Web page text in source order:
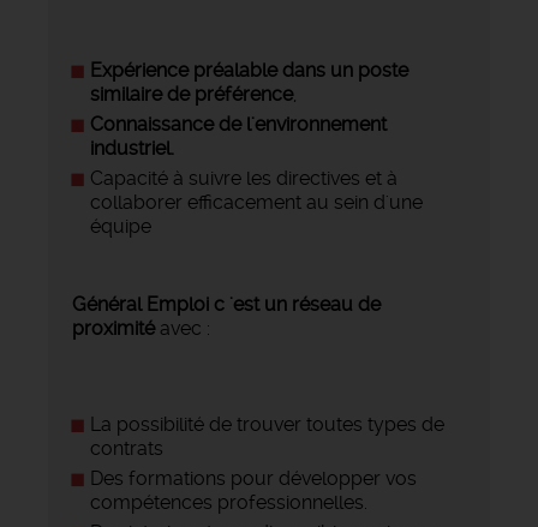
Expérience préalable dans un poste
similaire de préférence,
Connaissance de l'environnement
industriel.
Capacité à suivre les directives et à
collaborer efficacement au sein d'une
équipe
Général Emploi c 'est un réseau de
proximitéavec :
La possibilité de trouver toutes types de
contrats
Des formations pour développer vos
compétences professionnelles.